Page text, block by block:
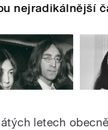
nejradikálnější
letech